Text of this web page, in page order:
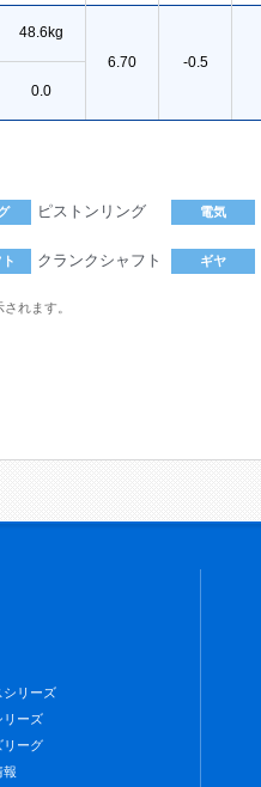
48.6kg
6.70
-0.5
0.0
ピストンリング 電気
クランクシャフト ギヤ
れます。
シリーズ
リーズ
リーグ
報